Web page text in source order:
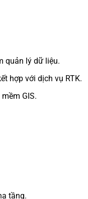
quản lý dữ liệu.
hợp với dịch vụ RTK.
GIS.
tầng.